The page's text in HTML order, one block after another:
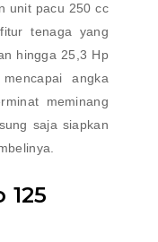
unit pacu 250 cc
tenaga yang
hingga 25,3 Hp
angka
meminang
saja siapkan